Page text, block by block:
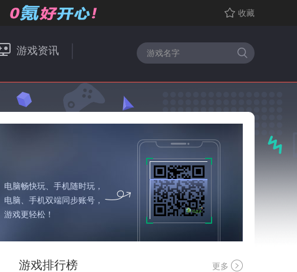
收藏
游戏资讯
电脑畅快玩、手机随时玩，
电脑、手机双端同步账号，
游戏更轻松！
游戏排行榜 更多